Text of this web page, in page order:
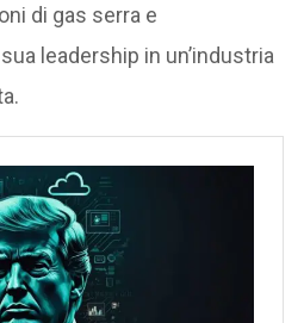
di gas serra e
leadership in un’industria